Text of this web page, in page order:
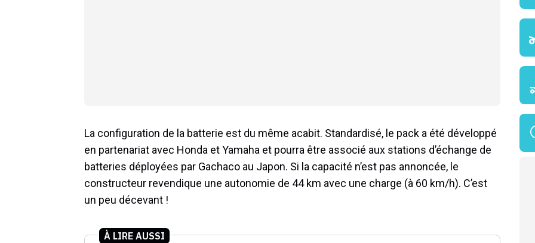
La configuration de la batterie est du même acabit. Standardisé, le pack a été développé
en partenariat avec Honda et Yamaha et pourra être associé aux stations d’échange de
batteries déployées par Gachaco au Japon. Si la capacité n’est pas annoncée, le
constructeur revendique une autonomie de 44 km avec une charge (à 60 km/h). C’est
un peu décevant !
À LIRE AUSSI